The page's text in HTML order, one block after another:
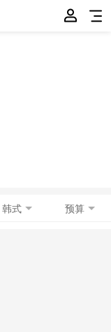
韩式 预算